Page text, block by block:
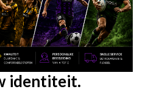
identiteit.